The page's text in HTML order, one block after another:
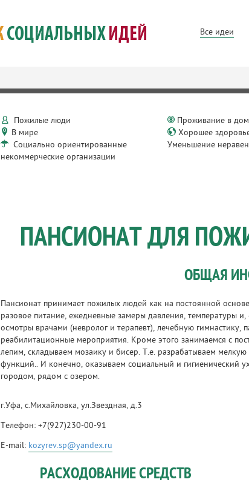
Все идеи
Пожилые люди
В мире
Социально ориентированные
некоммерческие организации
Проживание в
Хорошее
Уменьшение
ПАНСИОНАТ ДЛЯ
ОБЩАЯ
Пансионат принимает пожилых людей как на постоянной
разовое питание, ежедневные замеры давления, температуры
осмотры врачами (невролог и терапевт), лечебную гимнастику,
реабилитационные мероприятия. Кроме этого занимаемся с
лепим, складываем мозаику и бисер. Т.е. разрабатываем
функций.. И конечно, оказываем социальный и гигиенический
городом, рядом с озером.
г.Уфа, с.Михайловка, ул.Звездная, д.3
Телефон: +7(927)230-00-91
E-mail: kozyrev.sp@yandex.ru
РАСХОДОВАНИЕ СРЕДСТВ